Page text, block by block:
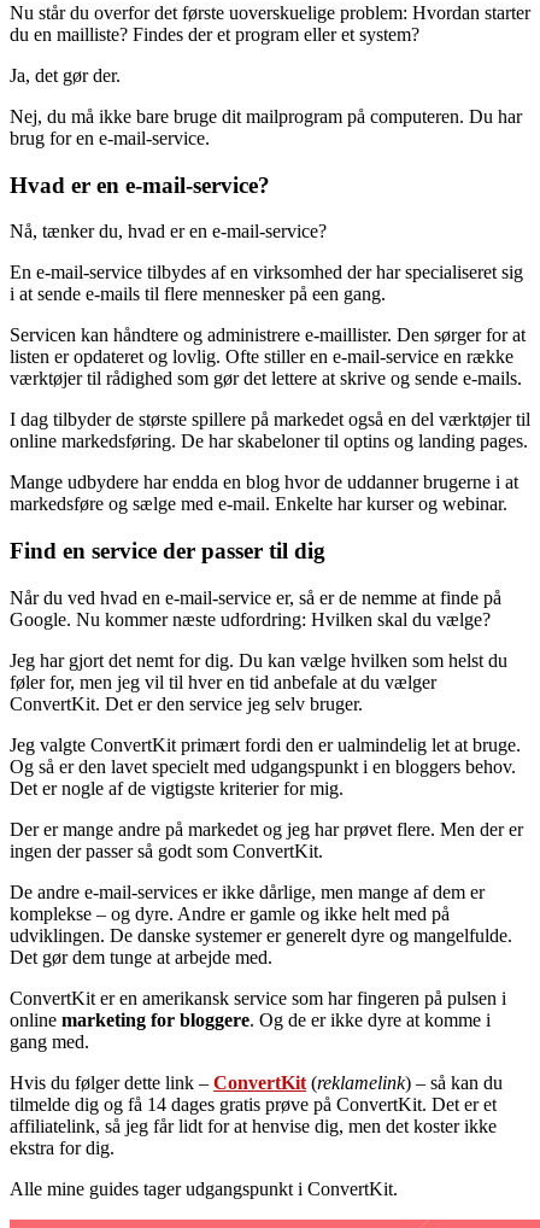
Nu står du overfor det første uoverskuelige problem: Hvordan starter
du en mailliste? Findes der et program eller et system?
Ja, det gør der.
Nej, du må ikke bare bruge dit mailprogram på computeren. Du har
brug for en e-mail-service.
Hvad er en e-mail-service?
Nå, tænker du, hvad er en e-mail-service?
En e-mail-service tilbydes af en virksomhed der har specialiseret sig
i at sende e-mails til flere mennesker på een gang.
Servicen kan håndtere og administrere e-maillister. Den sørger for at
listen er opdateret og lovlig. Ofte stiller en e-mail-service en række
værktøjer til rådighed som gør det lettere at skrive og sende e-mails.
I dag tilbyder de største spillere på markedet også en del værktøjer til
online markedsføring. De har skabeloner til optins og landing pages.
Mange udbydere har endda en blog hvor de uddanner brugerne i at
markedsføre og sælge med e-mail. Enkelte har kurser og webinar.
Find en service der passer til dig
Når du ved hvad en e-mail-service er, så er de nemme at finde på
Google. Nu kommer næste udfordring: Hvilken skal du vælge?
Jeg har gjort det nemt for dig. Du kan vælge hvilken som helst du
føler for, men jeg vil til hver en tid anbefale at du vælger
ConvertKit. Det er den service jeg selv bruger.
Jeg valgte ConvertKit primært fordi den er ualmindelig let at bruge.
Og så er den lavet specielt med udgangspunkt i en bloggers behov.
Det er nogle af de vigtigste kriterier for mig.
Der er mange andre på markedet og jeg har prøvet flere. Men der er
ingen der passer så godt som ConvertKit.
De andre e-mail-services er ikke dårlige, men mange af dem er
komplekse – og dyre. Andre er gamle og ikke helt med på
udviklingen. De danske systemer er generelt dyre og mangelfulde.
Det gør dem tunge at arbejde med.
ConvertKit er en amerikansk service som har fingeren på pulsen i
online marketing for bloggere. Og de er ikke dyre at komme i
gang med.
Hvis du følger dette link – ConvertKit (reklamelink) – så kan du
tilmelde dig og få 14 dages gratis prøve på ConvertKit. Det er et
affiliatelink, så jeg får lidt for at henvise dig, men det koster ikke
ekstra for dig.
Alle mine guides tager udgangspunkt i ConvertKit.